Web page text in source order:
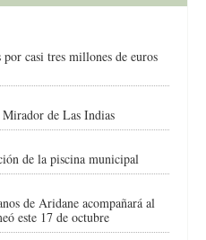
casi tres millones de euros
de Las Indias
de la piscina municipal
de Aridane acompañará al
este 17 de octubre